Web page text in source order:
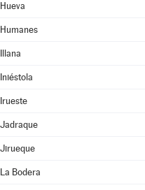
Hueva
Humanes
Illana
Iniéstola
Irueste
Jadraque
Jirueque
La Bodera